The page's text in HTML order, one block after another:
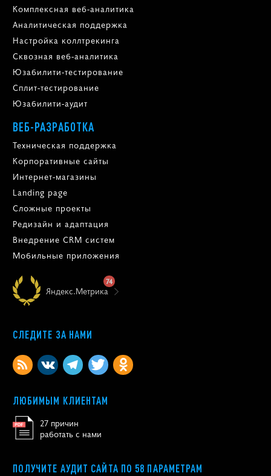
Комплексная веб-аналитика
Аналитическая поддержка
Настройка коллтрекинга
Сквозная веб-аналитика
Юзабилити-тестирование
Сплит-тестирование
Юзабилити-аудит
ВЕБ-РАЗРАБОТКА
Техническая поддержка
Корпоративные сайты
Интернет-магазины
Landing page
Сложные проекты
Редизайн и адаптация
Внедрение CRM систем
Мобильные приложения
Яндекс.Метрика
74
СЛЕДИТЕ ЗА НАМИ
ЛЮБИМЫМ КЛИЕНТАМ
27 причин
работать с нами
ПОЛУЧИТЕ АУДИТ САЙТА ПО 58 ПАРАМЕТРАМ